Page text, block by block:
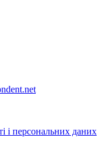
і персональних даних